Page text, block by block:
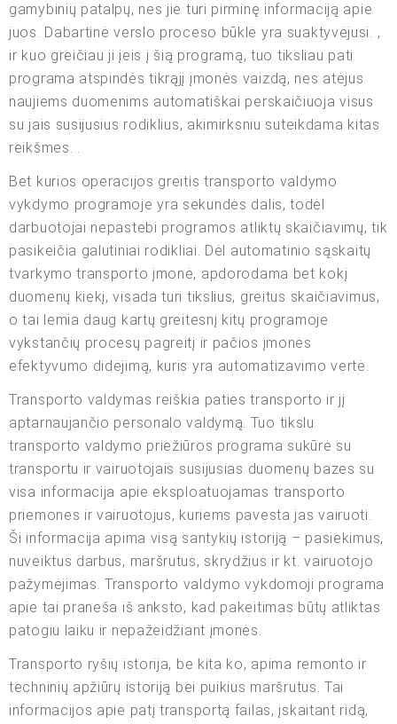
gamybinių patalpų, nes jie turi pirminę informaciją apie
juos. Dabartinė verslo proceso būklė yra suaktyvėjusi. ,
ir kuo greičiau ji įeis į šią programą, tuo tiksliau pati
programa atspindės tikrąjį įmonės vaizdą, nes atėjus
naujiems duomenims automatiškai perskaičiuoja visus
su jais susijusius rodiklius, akimirksniu suteikdama kitas
reikšmes. .
Bet kurios operacijos greitis transporto valdymo
vykdymo programoje yra sekundės dalis, todėl
darbuotojai nepastebi programos atliktų skaičiavimų, tik
pasikeičia galutiniai rodikliai. Dėl automatinio sąskaitų
tvarkymo transporto įmonė, apdorodama bet kokį
duomenų kiekį, visada turi tikslius, greitus skaičiavimus,
o tai lemia daug kartų greitesnį kitų programoje
vykstančių procesų pagreitį ir pačios įmonės
efektyvumo didėjimą, kuris yra automatizavimo vertė.
Transporto valdymas reiškia paties transporto ir jį
aptarnaujančio personalo valdymą. Tuo tikslu
transporto valdymo priežiūros programa sukūrė su
transportu ir vairuotojais susijusias duomenų bazes su
visa informacija apie eksploatuojamas transporto
priemones ir vairuotojus, kuriems pavesta jas vairuoti.
Ši informacija apima visą santykių istoriją – pasiekimus,
nuveiktus darbus, maršrutus, skrydžius ir kt. vairuotojo
pažymėjimas. Transporto valdymo vykdomoji programa
apie tai praneša iš anksto, kad pakeitimas būtų atliktas
patogiu laiku ir nepažeidžiant įmonės.
Transporto ryšių istorija, be kita ko, apima remonto ir
techninių apžiūrų istoriją bei puikius maršrutus. Tai
informacijos apie patį transportą failas, įskaitant ridą,